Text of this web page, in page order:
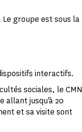
groupe est sous la
interactifs.
sociales, le CMN
allant jusqu'à 20
et sa visite sont